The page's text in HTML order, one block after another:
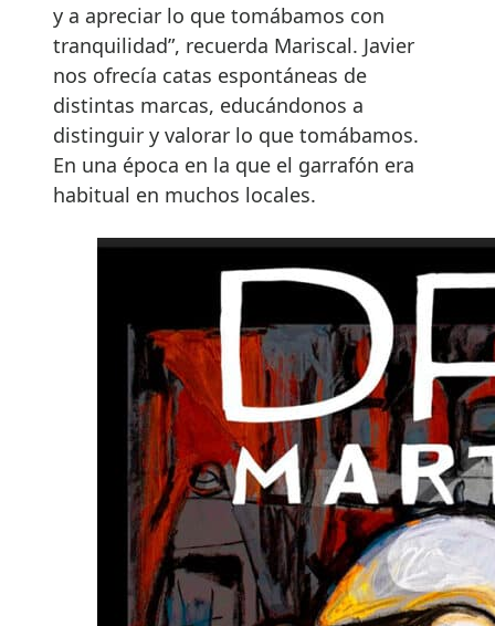
y a apreciar lo que tomábamos con
tranquilidad”, recuerda Mariscal. Javier
nos ofrecía catas espontáneas de
distintas marcas, educándonos a
distinguir y valorar lo que tomábamos.
En una época en la que el garrafón era
habitual en muchos locales.